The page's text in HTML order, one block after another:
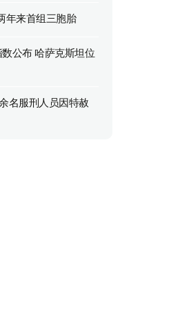
年来首组三胞胎
公布 哈萨克斯坦位
名服刑人员因特赦